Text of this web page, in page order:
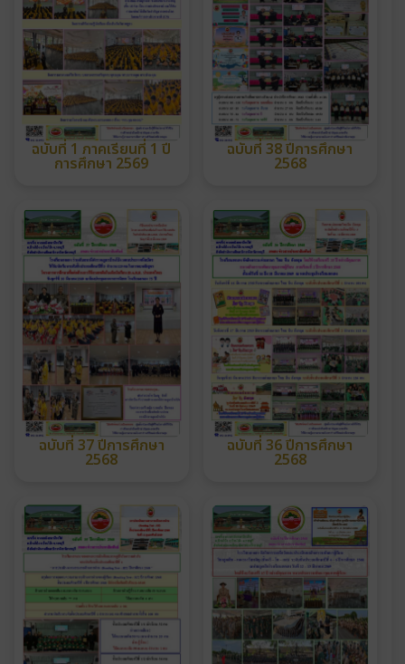
ฉบับที่ 1 ภาคเรียนที่ 1 ปี
การศึกษา 2569
ฉบับที่ 38 ปีการศึกษา
2568
ฉบับที่ 37 ปีการศึกษา
2568
ฉบับที่ 36 ปีการศึกษา
2568